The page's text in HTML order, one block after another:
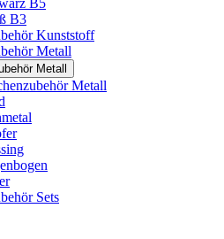
B5
B3
Kunststoff
Metall
Metall
Metall
Sets